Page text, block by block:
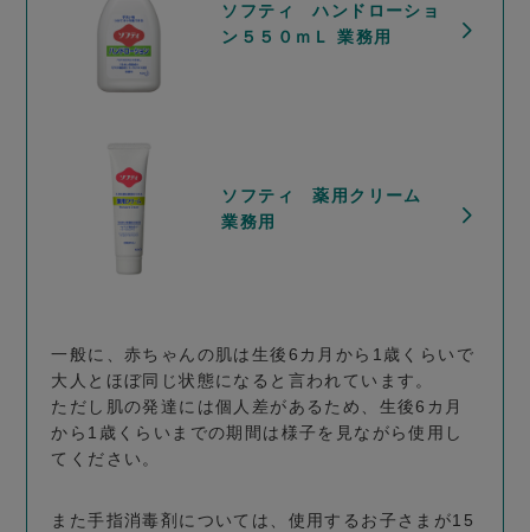
ソフティ ハンドローショ
ン５５０ｍＬ 業務用
ソフティ 薬用クリーム
業務用
一般に、赤ちゃんの肌は生後6カ月から1歳くらいで
大人とほぼ同じ状態になると言われています。
ただし肌の発達には個人差があるため、生後6カ月
から1歳くらいまでの期間は様子を見ながら使用し
てください。
また手指消毒剤については、使用するお子さまが15